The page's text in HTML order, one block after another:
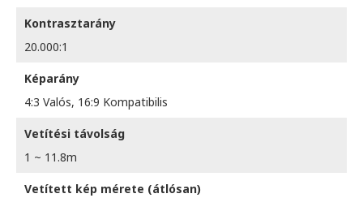
Kontrasztarány
20.000:1
Képarány
4:3 Valós, 16:9 Kompatibilis
Vetítési távolság
1 ~ 11.8m
Vetített kép mérete (átlósan)